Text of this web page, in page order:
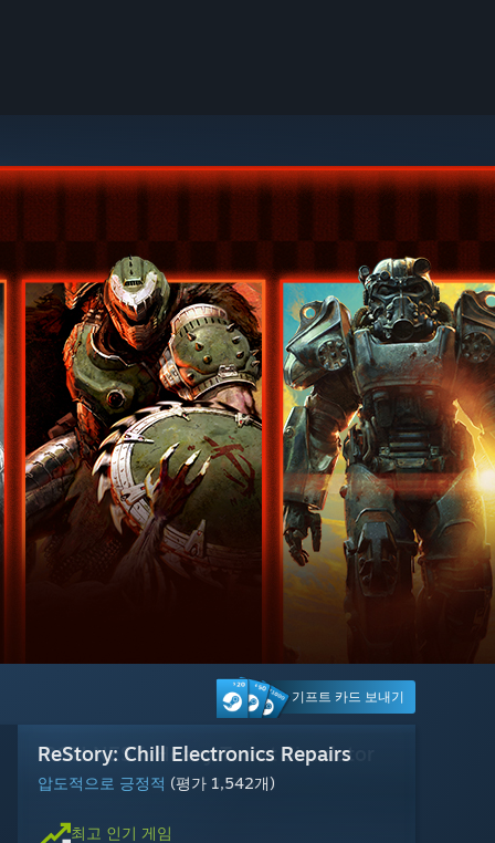
기프트 카드 보내기
IRON NEST: Heavy Turret Simulator
압도적으로 긍정적 (평가 3,655개)
최고 인기 게임
ReStory: Chill Electronics Repairs
압도적으로 긍정적 (평가 1,542개)
최고 인기 게임
Warframe
매우 긍정적 (평가 11,181개)
최고 인기 게임
Battlefield™ 6
복합적 (평가 3,674개)
최고 인기 게임
Palworld / 팰월드
압도적으로 긍정적 (평가 22,377개)
최고 인기 게임
Big Walk
매우 긍정적 (평가 5,984개)
최고 인기 게임
War Thunder
복합적 (평가 10,385개)
최고 인기 게임
Dead by Daylight
대체로 긍정적(평가 20,113개)
최고 인기 게임
Escape from Tarkov
대체로 부정적(평가 1,630개)
최고 인기 게임
HELLDIVERS™ 2
복합적 (평가 14,764개)
최고 인기 게임
Halo: Campaign Evolved
복합적 (평가 10,747개)
최고 인기 게임
Rust
대체로 긍정적(평가 6,324개)
최고 인기 게임